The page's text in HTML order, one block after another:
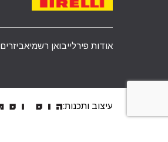
אודות פירלייבואן רשמיאביזרים
עיצוב ותכנות: